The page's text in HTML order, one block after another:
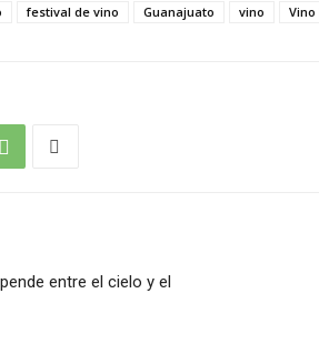
festival de vino Guanajuato vino Vino
entre el cielo y el